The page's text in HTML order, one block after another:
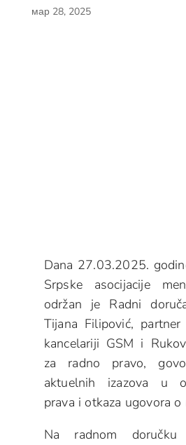
мар 28, 2025
Dana 27.03.2025.
Srpske asocijacije
održan je Radni
Tijana Filipović,
kancelariji GSM i
za radno pravo,
aktuelnih izazova u
prava i otkaza ugovora o
Na radnom